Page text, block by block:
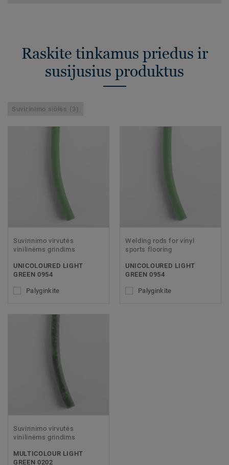
Raskite tinkamus priedus ir
susijusius produktus
Suvirinimo siūlės (3)
Suvirinimo virvutės
vinilinėms grindims
UNICOLOURED LIGHT
GREEN 0954
Palyginkite
Welding rods for vinyl
sports flooring
UNICOLOURED LIGHT
GREEN 0954
Palyginkite
Suvirinimo virvutės
vinilinėms grindims
MULTICOLOUR LIGHT
GREEN 0202